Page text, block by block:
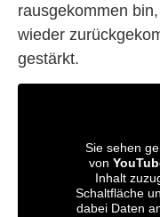
rausgekommen
wieder
gestärkt.
Sie sehen
von
Inhalt
Schaltfläche
dabei Daten